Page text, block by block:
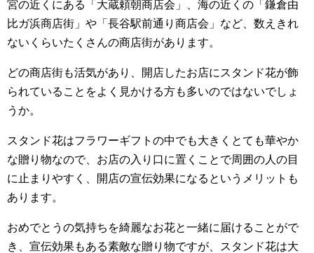
宮の近くにある「大蔵頼朝商店会」、海の近くの「鎌倉由
比ガ浜商店街」や「長谷駅前通り商店会」など、数えきれ
ないくらいたくさんの商店街があります。
どの商店街も活気があり、開店したお店にスタンド花が飾
られていることをよく見かける方も多いのではないでしょ
うか。
スタンド花はフラワーギフトの中でも大きくとても華やか
な贈り物なので、お店の入り口に置くことで周囲の人の目
に止まりやすく、開店の宣伝効果になるというメリットも
あります。
おめでとうの気持ちを綺麗なお花と一緒に届けることがで
き、宣伝効果もある素敵な贈り物ですが、スタンド花は大